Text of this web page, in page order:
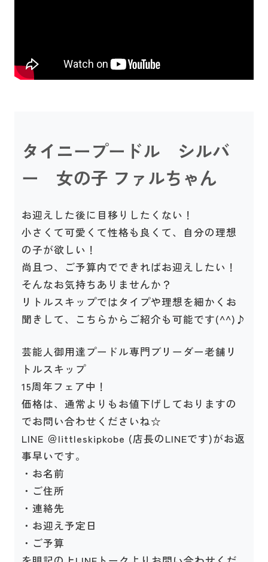
タイニープードル シルバ
ー 女の子 ファルちゃん
お迎えした後に目移りしたくない！
小さくて可愛くて性格も良くて、自分の理想
の子が欲しい！
尚且つ、ご予算内でできればお迎えしたい！
そんなお気持ちありませんか？
リトルスキップではタイプや理想を細かくお
聞きして、こちらからご紹介も可能です(^^)♪
芸能人御用達プードル専門ブリーダー老舗リ
トルスキップ
15周年フェア中！
価格は、通常よりもお値下げしておりますの
でお問い合わせくださいね☆
LINE ＠littleskipkobe (店長のLINEです)がお返
事早いです。
・お名前
・ご住所
・連絡先
・お迎え予定日
・ご予算